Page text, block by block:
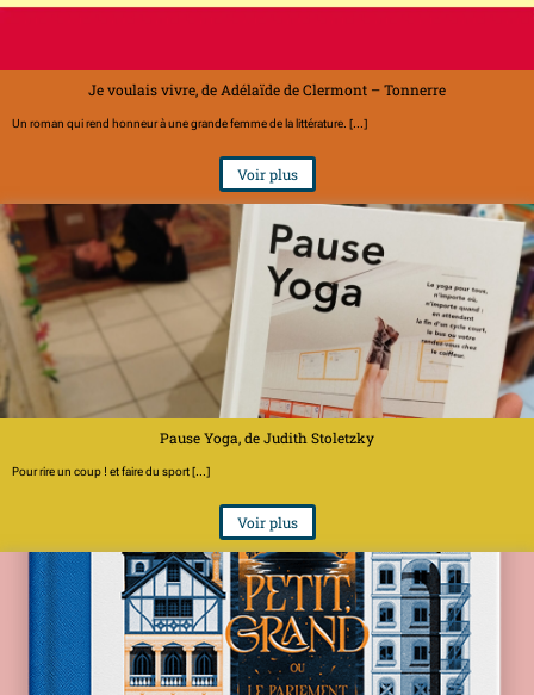
Je voulais vivre, de Adélaïde de Clermont – Tonnerre
Un roman qui rend honneur à une grande femme de la littérature. [...]
Voir plus
Pause Yoga, de Judith Stoletzky
Pour rire un coup ! et faire du sport [...]
Voir plus